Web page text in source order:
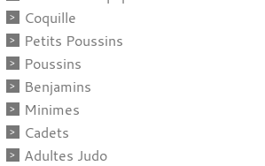
Coquille
Petits Poussins
Poussins
Benjamins
Minimes
Cadets
Adultes Judo